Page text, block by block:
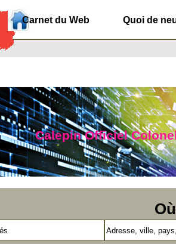
Carnet du Web Quoi de
Calepin Officiel
Où